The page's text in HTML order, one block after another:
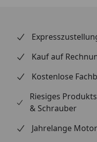
Kauf auf
Kostenlose
Riesiges
& Schrauber
Jahrelange